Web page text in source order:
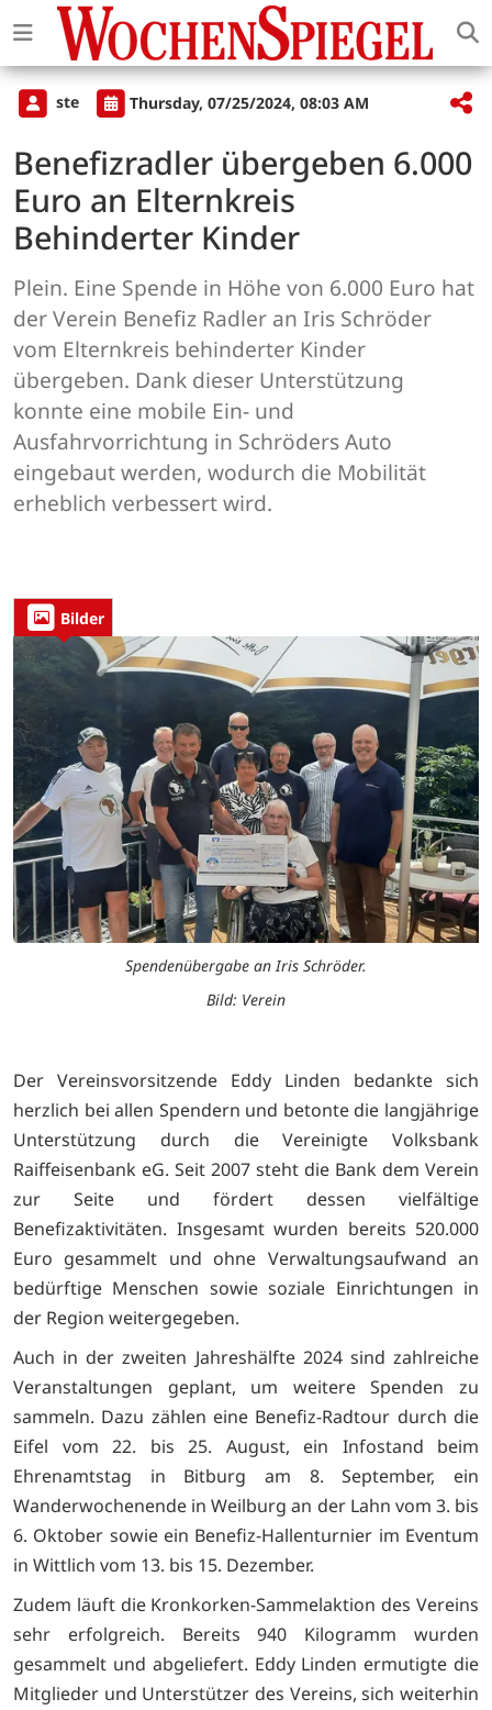
ste Thursday, 07/25/2024, 08:03 AM
Benefizradler übergeben 6.000
Euro an Elternkreis
Behinderter Kinder
Plein. Eine Spende in Höhe von 6.000 Euro hat
der Verein Benefiz Radler an Iris Schröder
vom Elternkreis behinderter Kinder
übergeben. Dank dieser Unterstützung
konnte eine mobile Ein- und
Ausfahrvorrichtung in Schröders Auto
eingebaut werden, wodurch die Mobilität
erheblich verbessert wird.
Bilder
Spendenübergabe an Iris Schröder.
Bild: Verein
Der Vereinsvorsitzende Eddy Linden bedankte sich
herzlich bei allen Spendern und betonte die langjährige
Unterstützung durch die Vereinigte Volksbank
Raiffeisenbank eG. Seit 2007 steht die Bank dem Verein
zur Seite und fördert dessen vielfältige
Benefizaktivitäten. Insgesamt wurden bereits 520.000
Euro gesammelt und ohne Verwaltungsaufwand an
bedürftige Menschen sowie soziale Einrichtungen in
der Region weitergegeben.
Auch in der zweiten Jahreshälfte 2024 sind zahlreiche
Veranstaltungen geplant, um weitere Spenden zu
sammeln. Dazu zählen eine Benefiz-Radtour durch die
Eifel vom 22. bis 25. August, ein Infostand beim
Ehrenamtstag in Bitburg am 8. September, ein
Wanderwochenende in Weilburg an der Lahn vom 3. bis
6. Oktober sowie ein Benefiz-Hallenturnier im Eventum
in Wittlich vom 13. bis 15. Dezember.
Zudem läuft die Kronkorken-Sammelaktion des Vereins
sehr erfolgreich. Bereits 940 Kilogramm wurden
gesammelt und abgeliefert. Eddy Linden ermutigte die
Mitglieder und Unterstützer des Vereins, sich weiterhin